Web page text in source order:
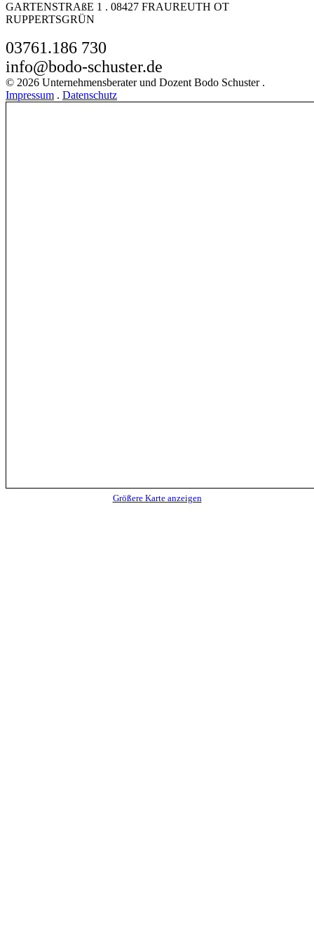
GARTENSTRAßE 1 . 08427 FRAUREUTH OT
RUPPERTSGRÜN
03761.186 730
info@bodo-schuster.de
© 2026 Unternehmensberater und Dozent Bodo Schuster .
Impressum . Datenschutz
Größere Karte anzeigen